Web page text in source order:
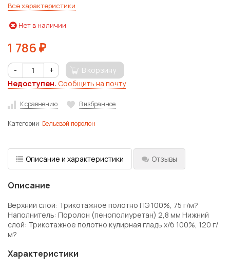
Все характеристики
Нет в наличии
1 786 ₽
- +
В корзину
Недоступен. Сообщить на почту
К сравнению В избранное
Категории: Бельевой поролон
Описание и характеристики Отзывы
Описание
Верхний слой: Трикотажное полотно ПЭ 100%, 75 г/м?
Наполнитель: Поролон (пенополиуретан) 2,8 мм Нижний
слой: Трикотажное полотно кулирная гладь х/б 100%, 120 г/
м?
Характеристики